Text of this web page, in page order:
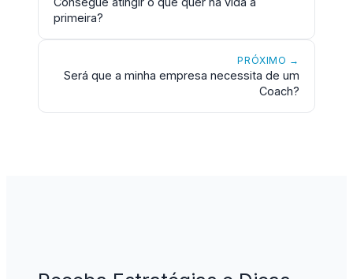
primeira?
PRÓXIMO →
Será que a minha empresa necessita de um
Coach?